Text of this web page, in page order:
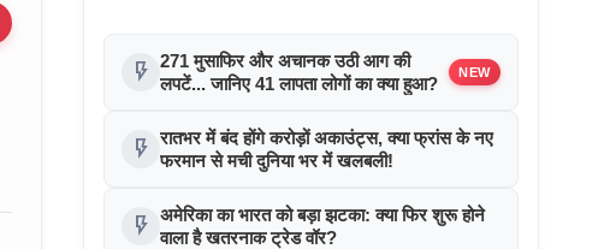
flash_on 271 मुसाफिर और अचानक उठी आग की
लपटें... जानिए 41 लापता लोगों का क्या हुआ?
NEW
flash_on रातभर में बंद होंगे करोड़ों अकाउंट्स, क्या फ्रांस के नए
फरमान से मची दुनिया भर में खलबली!
flash_on अमेरिका का भारत को बड़ा झटका: क्या फिर शुरू होने
वाला है खतरनाक ट्रेड वॉर?